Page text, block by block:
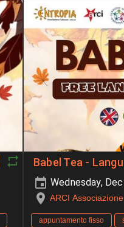
Babel Tea -
Wednesday,
ARCI
appuntamento fisso